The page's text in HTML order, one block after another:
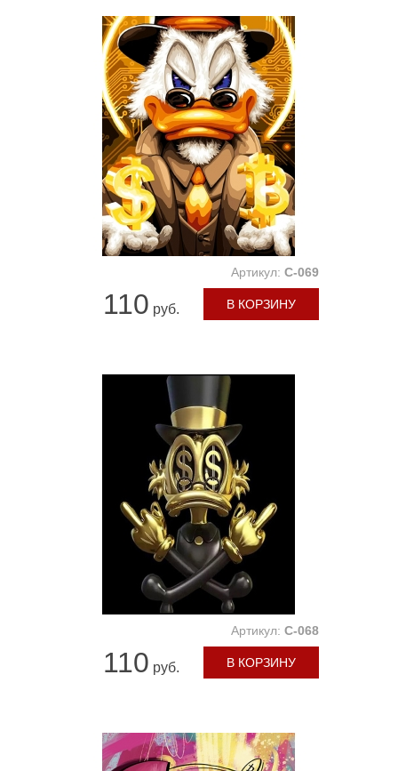
Артикул: C-069
110 руб. В КОРЗИНУ
Артикул: C-068
110 руб. В КОРЗИНУ